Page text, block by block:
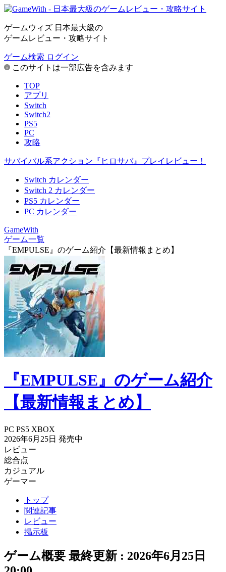
ゲームウィズ 日本最大級の
ゲームレビュー・攻略サイト
ゲーム検索 ログイン
このサイトは一部広告を含みます
TOP
アプリ
Switch
Switch2
PS5
PC
攻略
サバイバル系アクション『ヒロサバ』プレイレビュー！
Switch カレンダー
Switch 2 カレンダー
PS5 カレンダー
PC カレンダー
GameWith
ゲーム一覧
『EMPULSE』のゲーム紹介【最新情報まとめ】
『EMPULSE』のゲーム紹介
【最新情報まとめ】
PC PS5 XBOX
2026年6月25日 発売中
レビュー
総合点
カジュアル
ゲーマー
トップ
関連記事
レビュー
掲示板
ゲーム概要 最終更新 : 2026年6月25日